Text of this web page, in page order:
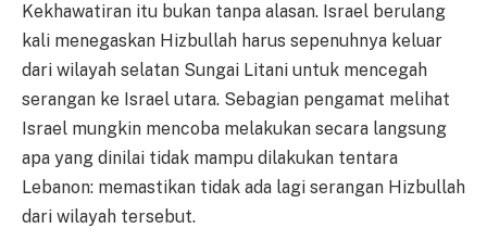
Kekhawatiran itu bukan tanpa alasan. Israel berulang
kali menegaskan Hizbullah harus sepenuhnya keluar
dari wilayah selatan Sungai Litani untuk mencegah
serangan ke Israel utara. Sebagian pengamat melihat
Israel mungkin mencoba melakukan secara langsung
apa yang dinilai tidak mampu dilakukan tentara
Lebanon: memastikan tidak ada lagi serangan Hizbullah
dari wilayah tersebut.